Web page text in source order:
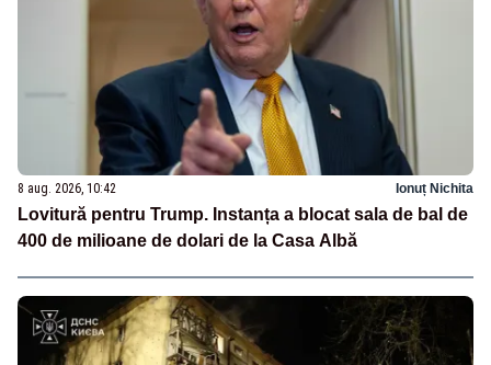
8 aug. 2026, 10:42 Ionuț Nichita
Lovitură pentru Trump. Instanța a blocat sala de bal de
400 de milioane de dolari de la Casa Albă